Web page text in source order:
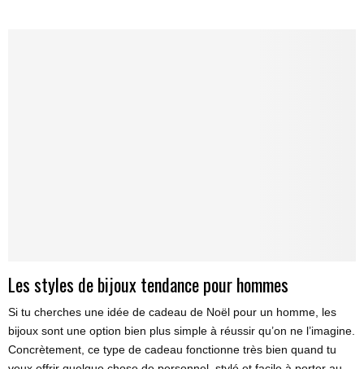
Les styles de bijoux tendance pour hommes
Si tu cherches une idée de cadeau de Noël pour un homme, les
bijoux sont une option bien plus simple à réussir qu’on ne l’imagine.
Concrètement, ce type de cadeau fonctionne très bien quand tu